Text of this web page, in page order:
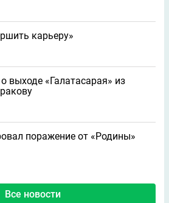
карьеру»
выходе «Галатасарая» из
поражение от «Родины»
Все новости